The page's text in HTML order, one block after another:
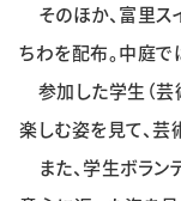
学生記者
そのほか、富里ス
ちわを配布。中庭
参加した学生（芸
楽しむ姿を見て、芸
また、学生ボラン